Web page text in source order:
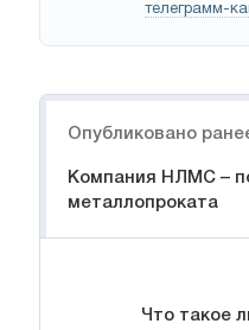
телеграмм-
Опубликовано
Компания НЛМС –
металлопроката
Что такое